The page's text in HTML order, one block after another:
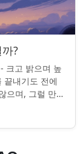
?
크고 밝으며 높
끝내기도 전에
으며, 그럴 만한